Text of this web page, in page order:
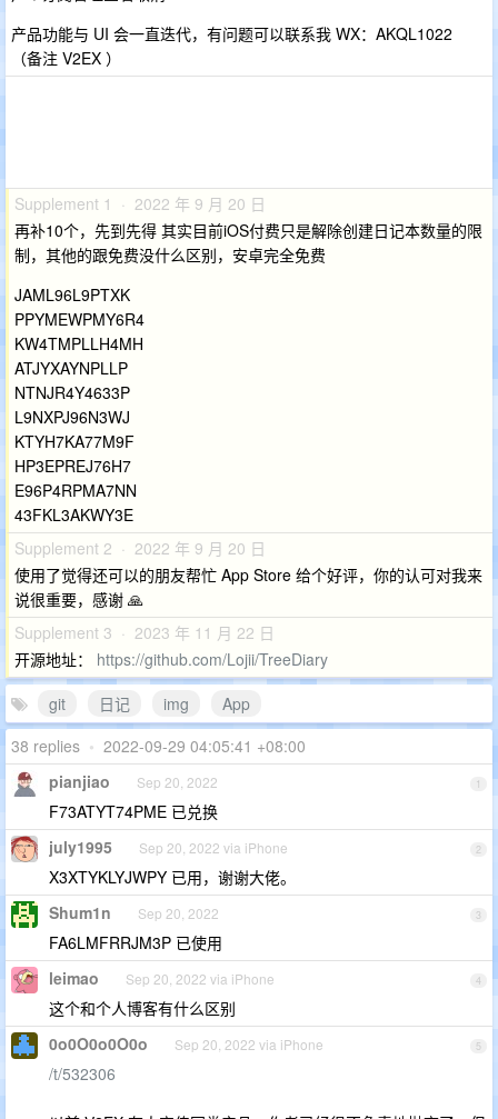
产品功能与 UI 会一直迭代，有问题可以联系我 WX：AKQL1022
（备注 V2EX ）
Supplement 1 · 2022 年 9 月 20 日
再补10个，先到先得 其实目前iOS付费只是解除创建日记本数量的限
制，其他的跟免费没什么区别，安卓完全免费
JAML96L9PTXK
PPYMEWPMY6R4
KW4TMPLLH4MH
ATJYXAYNPLLP
NTNJR4Y4633P
L9NXPJ96N3WJ
KTYH7KA77M9F
HP3EPREJ76H7
E96P4RPMA7NN
43FKL3AKWY3E
Supplement 2 · 2022 年 9 月 20 日
使用了觉得还可以的朋友帮忙 App Store 给个好评，你的认可对我来
说很重要，感谢 🙏
Supplement 3 · 2023 年 11 月 22 日
开源地址： https://github.com/Lojii/TreeDiary
git
日记 img
App
38 replies • 2022-09-29 04:05:41 +08:00
1
pianjiao Sep 20, 2022
F73ATYT74PME 已兑换
2
july1995 Sep 20, 2022 via iPhone
X3XTYKLYJWPY 已用，谢谢大佬。
3
Shum1n Sep 20, 2022
FA6LMFRRJM3P 已使用
4
leimao Sep 20, 2022 via iPhone
这个和个人博客有什么区别
5
0o0O0o0O0o Sep 20, 2022 via iPhone
/t/532306